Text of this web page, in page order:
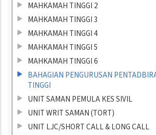
MAHKAMAH TINGGI 2
MAHKAMAH TINGGI 3
MAHKAMAH TINGGI 4
MAHKAMAH TINGGI 5
MAHKAMAH TINGGI 6
BAHAGIAN PENGURUSAN
TINGGI
UNIT SAMAN PEMULA KES SIVIL
UNIT WRIT SAMAN (TORT)
UNIT LJC/SHORT CALL & LONG CALL